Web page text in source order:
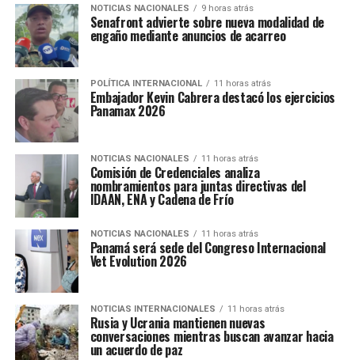
NOTICIAS NACIONALES 9 horas atrás
Senafront advierte sobre nueva modalidad de
engaño mediante anuncios de acarreo
POLÍTICA INTERNACIONAL 11 horas atrás
Embajador Kevin Cabrera destacó los ejercicios
Panamax 2026
NOTICIAS NACIONALES 11 horas atrás
Comisión de Credenciales analiza
nombramientos para juntas directivas del
IDAAN, ENA y Cadena de Frío
NOTICIAS NACIONALES 11 horas atrás
Panamá será sede del Congreso Internacional
Vet Evolution 2026
NOTICIAS INTERNACIONALES 11 horas atrás
Rusia y Ucrania mantienen nuevas
conversaciones mientras buscan avanzar hacia
un acuerdo de paz